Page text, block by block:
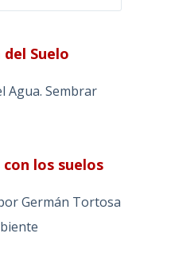
Suelo
Agua. Sembrar
los suelos
Germán Tortosa